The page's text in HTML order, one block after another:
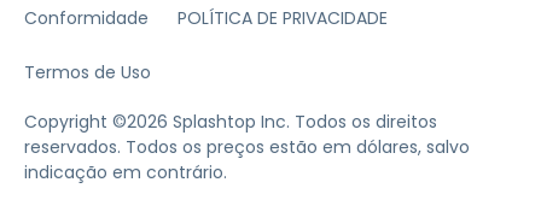
Conformidade POLÍTICA DE PRIVACIDADE
Termos de Uso
Copyright ©2026 Splashtop Inc. Todos os direitos
reservados. Todos os preços estão em dólares, salvo
indicação em contrário.